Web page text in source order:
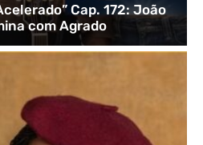
Cap. 172: João
com Agrado